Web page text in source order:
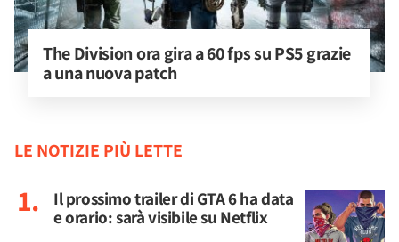
The Division ora gira a 60 fps su PS5 grazie
a una nuova patch
LE NOTIZIE PIÙ LETTE
Il prossimo trailer di GTA 6 ha data
e orario: sarà visibile su Netflix